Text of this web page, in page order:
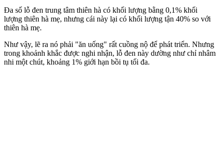
Đa số lỗ đen trung tâm thiên hà có khối lượng bằng 0,1% khối
lượng thiên hà mẹ, nhưng cái này lại có khối lượng tận 40% so với
thiên hà mẹ.
Như vậy, lẽ ra nó phải "ăn uống" rất cuồng nộ để phát triển. Nhưng
trong khoảnh khắc được nghi nhận, lỗ đen này dường như chỉ nhâm
nhi một chút, khoảng 1% giới hạn bồi tụ tối đa.